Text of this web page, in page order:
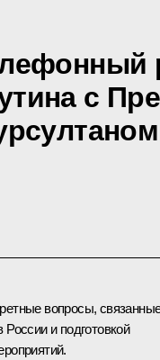
с
вопросы,
и подготовкой